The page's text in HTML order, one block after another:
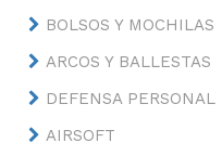
BOLSOS Y MOCHILAS
ARCOS Y BALLESTAS
DEFENSA PERSONAL
AIRSOFT